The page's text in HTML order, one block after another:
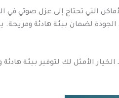
التي تحتاج إلى عزل صوتي في
لضمان بيئة هادئة ومريحة.
الأمثل لك لتوفير بيئة